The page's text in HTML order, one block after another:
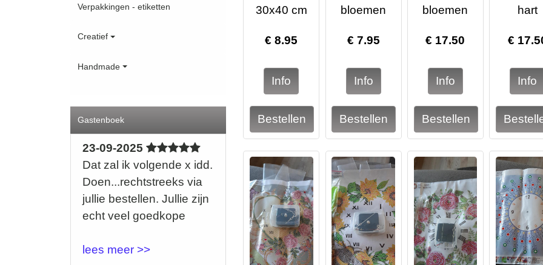
Verpakkingen - etiketten
Creatief
Handmade
Gastenboek
23-09-2025
Dat zal ik volgende x idd.
Doen...rechtstreeks via
jullie bestellen. Jullie zijn
echt veel goedkope
lees meer >>
30x40 cm
€8.95
bloemen
€ 7.95
bloemen
€ 17.50
hart
€